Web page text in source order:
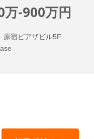
-900万円
宿ピアザビル5F